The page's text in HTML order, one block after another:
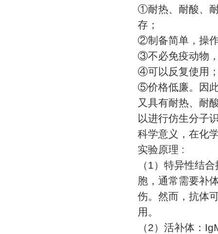
①耐热、耐酸、
存；
②制备简单，操
③不必免疫动物
④可以反复使用
⑤价格低廉。因
又具有耐热、耐
以进行仿生分子
科学意义，在化
实验原理 :
（1）特异性结
胞，通常需要补
伤。然而，抗体
用。
（2）活补体：